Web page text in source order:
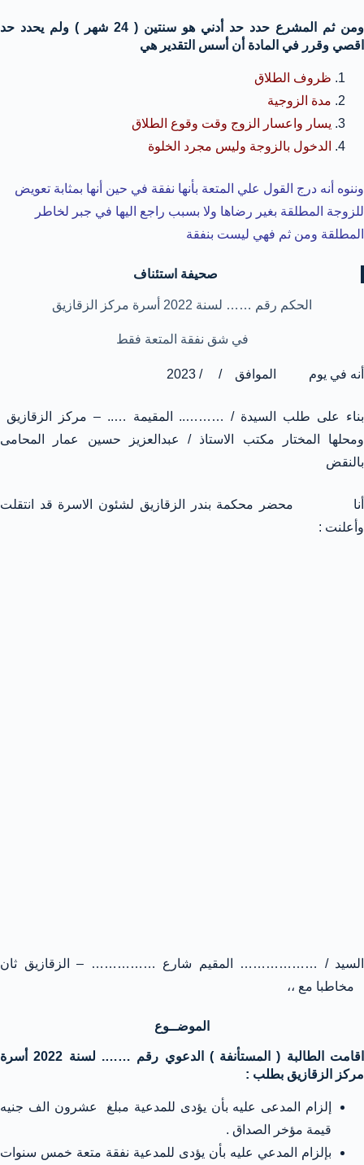
ومن ثم المشرع حدد حد أدني هو سنتين ( 24 شهر ) ولم يحدد حد
اقصي وقرر في المادة أن أسس التقدير هي
ظروف الطلاق
مدة الزوجية
يسار واعسار الزوج وقت وقوع الطلاق
الدخول بالزوجة وليس مجرد الخلوة
وننوه أنه درج القول علي المتعة بأنها نفقة في حين أنها بمثابة تعويض
للزوجة المطلقة بغير رضاها ولا بسبب راجع اليها في جبر لخاطر
المطلقة ومن ثم فهي ليست بنفقة
صحيفة استئناف
الحكم رقم …… لسنة 2022 أسرة مركز الزقازيق
في شق نفقة المتعة فقط
أنه في يوم الموافق / / 2023
بناء على طلب السيدة / ……….. المقيمة ….. – مركز الزقازيق
ومحلها المختار مكتب الاستاذ / عبدالعزيز حسين عمار المحامى
بالنقض
أنا محضر محكمة بندر الزقازيق لشئون الاسرة قد انتقلت
وأعلنت :
السيد / ……………… المقيم شارع …………… – الزقازيق ثان
مخاطبا مع ،،
الموضــوع
اقامت الطالبة ( المستأنفة ) الدعوي رقم ……. لسنة 2022 أسرة
مركز الزقازيق بطلب :
إلزام المدعى عليه بأن يؤدى للمدعية مبلغ عشرون الف جنيه
قيمة مؤخر الصداق .
بإلزام المدعي عليه بأن يؤدى للمدعية نفقة متعة خمس سنوات